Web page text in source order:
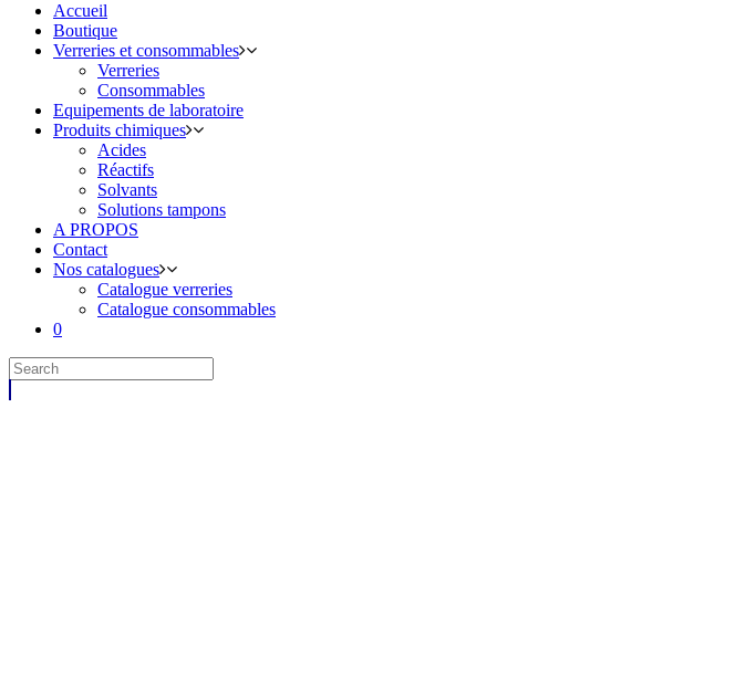
Accueil
Boutique
Verreries et consommables
Verreries
Consommables
Equipements de laboratoire
Produits chimiques
Acides
Réactifs
Solvants
Solutions tampons
A PROPOS
Contact
Nos catalogues
Catalogue verreries
Catalogue consommables
0